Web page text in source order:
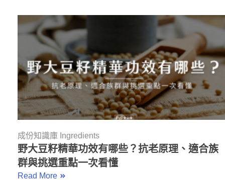
成份知識庫 Ingredients
野大豆籽精華功效有哪些？抗老原理、適合族
群與挑選重點一次看懂
Read More